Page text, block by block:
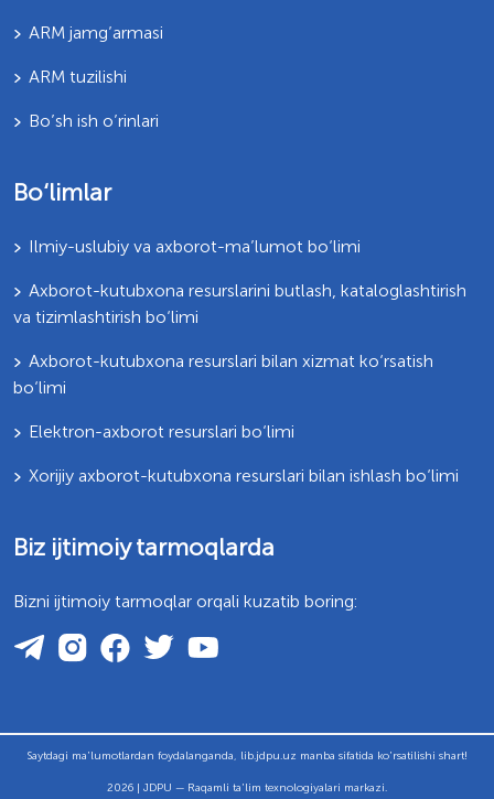
ARM jamg’armasi
ARM tuzilishi
Bo’sh ish o’rinlari
Bo‘limlar
Ilmiy-uslubiy va axborot-ma’lumot bo‘limi
Axborot-kutubxona resurslarini butlash, kataloglashtirish
va tizimlashtirish bo‘limi
Axborot-kutubxona resurslari bilan xizmat ko‘rsatish
bo‘limi
Elektron-axborot resurslari bo‘limi
Xorijiy axborot-kutubxona resurslari bilan ishlash bo‘limi
Biz ijtimoiy tarmoqlarda
Bizni ijtimoiy tarmoqlar orqali kuzatib boring:
Saytdagi ma'lumotlardan foydalanganda, lib.jdpu.uz manba sifatida ko'rsatilishi shart!
2026 | JDPU — Raqamli ta'lim texnologiyalari markazi.